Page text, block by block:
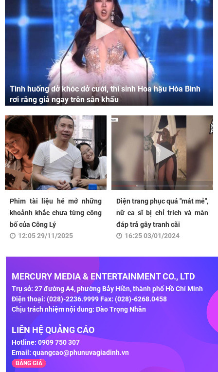
Tình huống dở khóc dở cười, thí sinh Hoa hậu Hòa Bình
rơi răng giả ngay trên sân khấu
Phim tài liệu hé mở những
khoảnh khắc chưa từng công
bố của Công Lý
12:05 29/11/2025
Diện trang phục quá "mát mẻ",
nữ ca sĩ bị chỉ trích và màn
đáp trả gây tranh cãi
16:25 03/01/2024
MERCURY MEDIA & ENTERTAINMENT CO., LTD
Trụ sở: 27 đường A4, phường Bảy Hiền, thành phố Hồ Chí Minh
Điện thoại: (028)-2236.9999 Fax: (028)-6268.0458
Chịu trách nhiệm nội dung: Đào Trọng Nhân
LIÊN HỆ QUẢNG CÁO
Hotline: 0909 750 307
Email: quangcao@phunuvagiadinh.vn
BẢNG GIÁ